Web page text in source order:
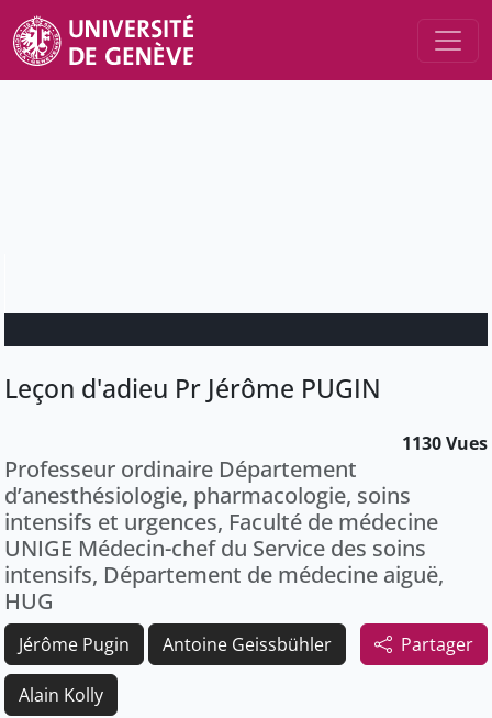
Leçon d'adieu Pr Jérôme PUGIN
1130 Vues
Professeur ordinaire Département
d’anesthésiologie, pharmacologie, soins
intensifs et urgences, Faculté de médecine
UNIGE Médecin-chef du Service des soins
intensifs, Département de médecine aiguë,
HUG
Partager
Jérôme Pugin Antoine Geissbühler
Alain Kolly